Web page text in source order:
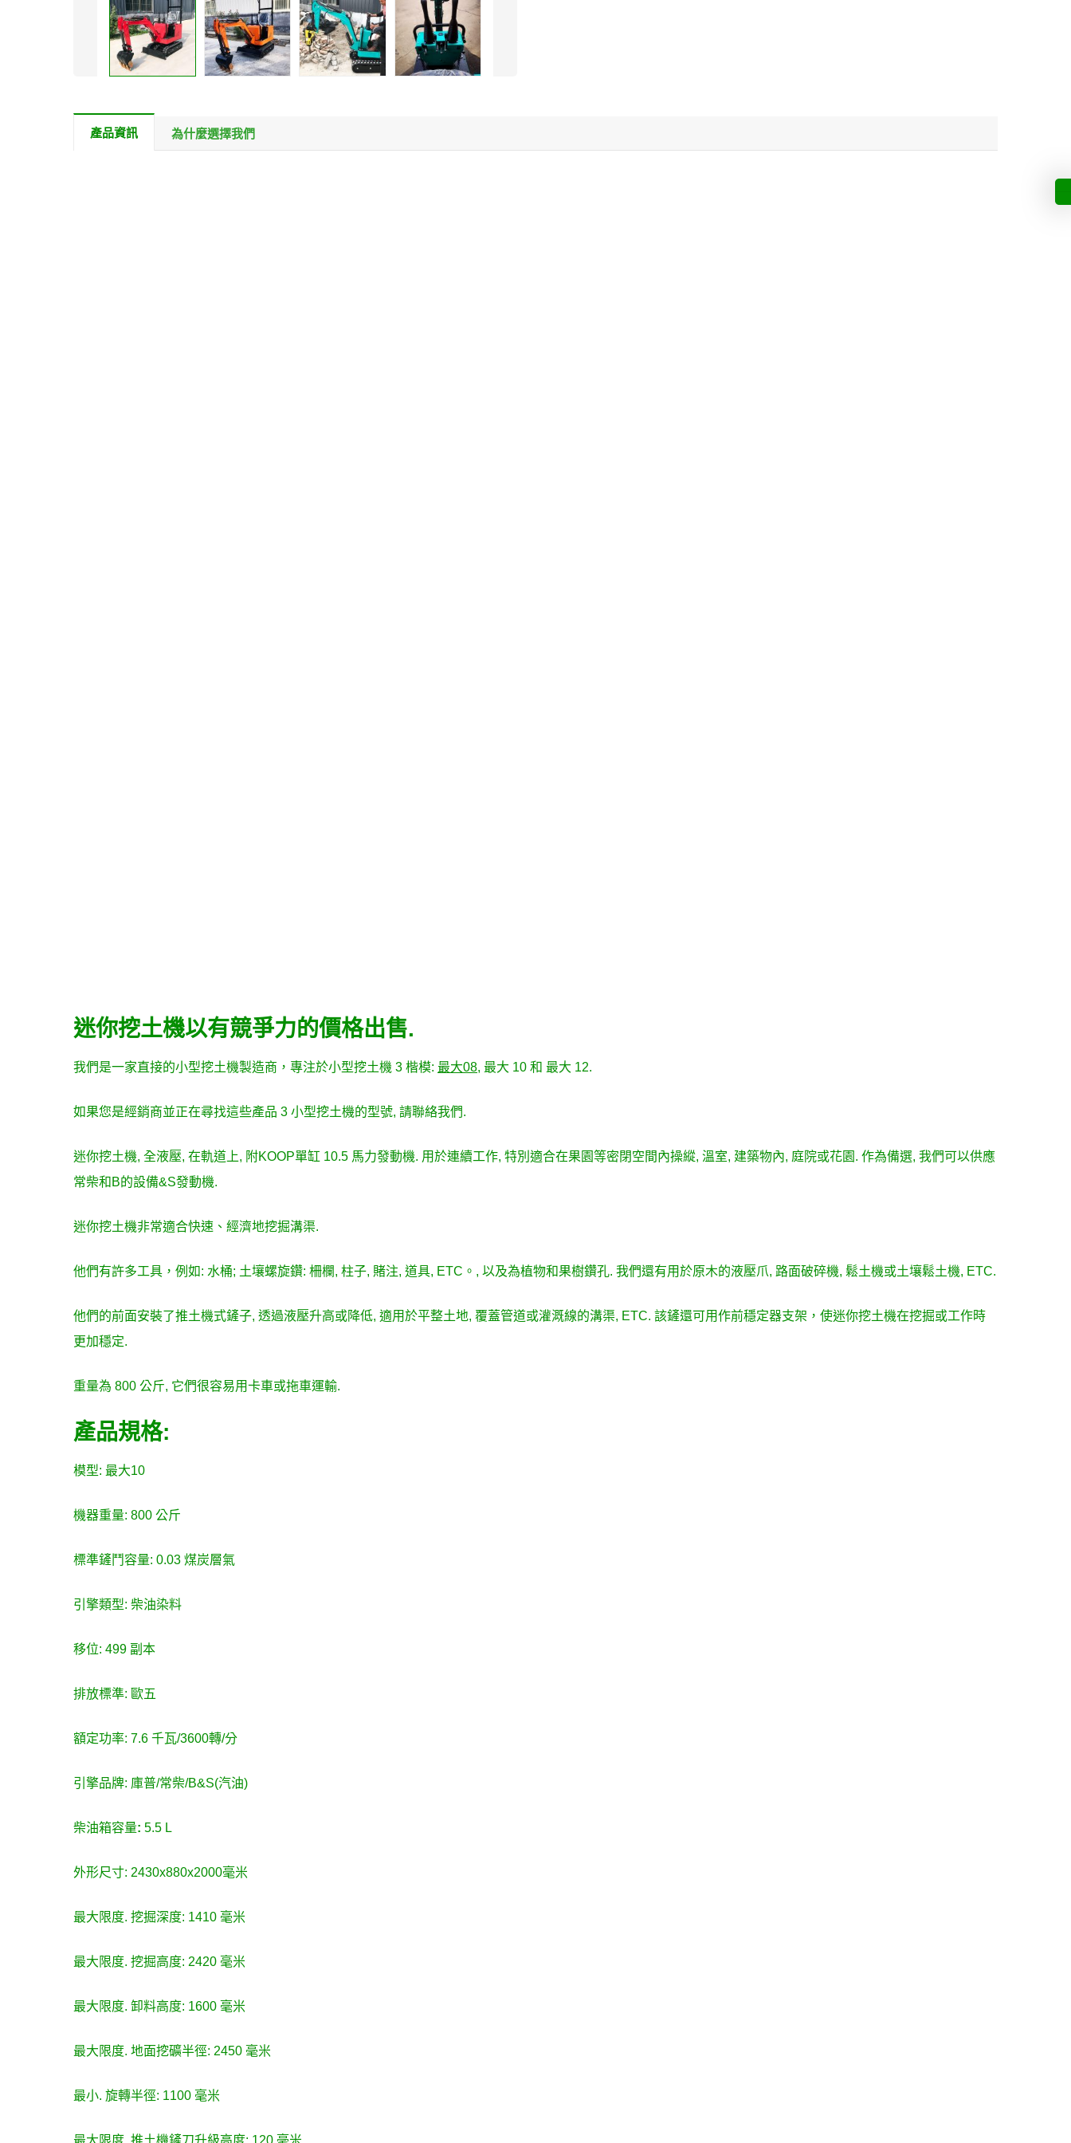
產品資訊 為什麼選擇我們
迷你挖土機以有競爭力的價格出售.
我們是一家直接的小型挖土機製造商，專注於小型挖土機 3 楷模: 最大08, 最大 10 和 最大 12.
如果您是經銷商並正在尋找這些產品 3 小型挖土機的型號, 請聯絡我們.
迷你挖土機, 全液壓, 在軌道上, 附KOOP單缸 10.5 馬力發動機. 用於連續工作, 特別適合在果園等密閉空間內操縱, 溫室, 建築物內, 庭院或花園. 作為備選, 我們可以供應
常柴和B的設備&S發動機.
迷你挖土機非常適合快速、經濟地挖掘溝渠.
他們有許多工具，例如: 水桶; 土壤螺旋鑽: 柵欄, 柱子, 賭注, 道具, ETC。, 以及為植物和果樹鑽孔. 我們還有用於原木的液壓爪, 路面破碎機, 鬆土機或土壤鬆土機, ETC.
他們的前面安裝了推土機式鏟子, 透過液壓升高或降低, 適用於平整土地, 覆蓋管道或灌溉線的溝渠, ETC. 該鏟還可用作前穩定器支架，使迷你挖土機在挖掘或工作時
更加穩定.
重量為 800 公斤, 它們很容易用卡車或拖車運輸.
產品規格:
模型: 最大10
機器重量: 800 公斤
標準鏟鬥容量: 0.03 煤炭層氣
引擎類型: 柴油染料
移位: 499 副本
排放標準: 歐五
額定功率: 7.6 千瓦/3600轉/分
引擎品牌: 庫普/常柴/B&S(汽油)
柴油箱容量: 5.5 L
外形尺寸: 2430x880x2000毫米
最大限度. 挖掘深度: 1410 毫米
最大限度. 挖掘高度: 2420 毫米
最大限度. 卸料高度: 1600 毫米
最大限度. 地面挖礦半徑: 2450 毫米
最小. 旋轉半徑: 1100 毫米
最大限度. 推土機鏟刀升級高度: 120 毫米